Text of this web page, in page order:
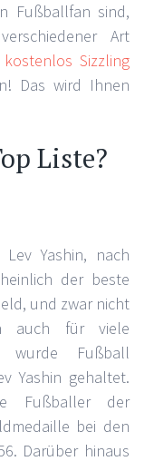
Fußballfan sind,
Art
kostenlos Sizzling
Das wird Ihnen
Liste?
Yashin, nach
der beste
und zwar nicht
auch für viele
wurde Fußball
Yashin gehaltet.
Fußballer der
bei den
Darüber hinaus